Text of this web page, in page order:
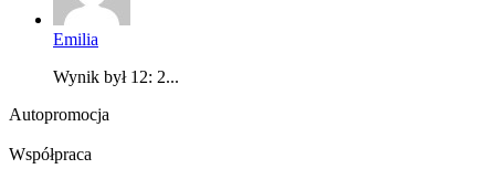
Emilia
Wynik był 12: 2...
Autopromocja
Współpraca